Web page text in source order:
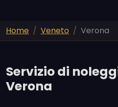
Home Veneto Verona
Servizio di
Verona